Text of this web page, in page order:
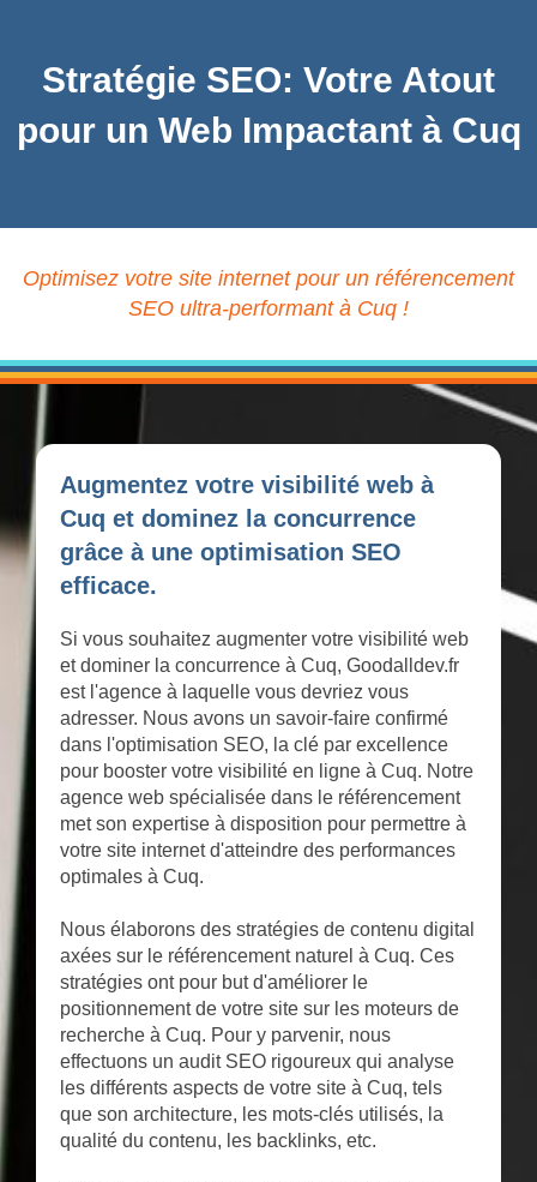
Stratégie SEO: Votre Atout
pour un Web Impactant à Cuq
Optimisez votre site internet pour un référencement
SEO ultra-performant à Cuq !
Augmentez votre visibilité web à
Cuq et dominez la concurrence
grâce à une optimisation SEO
efficace.
Si vous souhaitez augmenter votre visibilité web
et dominer la concurrence à Cuq, Goodalldev.fr
est l'agence à laquelle vous devriez vous
adresser. Nous avons un savoir-faire confirmé
dans l'optimisation SEO, la clé par excellence
pour booster votre visibilité en ligne à Cuq. Notre
agence web spécialisée dans le référencement
met son expertise à disposition pour permettre à
votre site internet d'atteindre des performances
optimales à Cuq.
Nous élaborons des stratégies de contenu digital
axées sur le référencement naturel à Cuq. Ces
stratégies ont pour but d'améliorer le
positionnement de votre site sur les moteurs de
recherche à Cuq. Pour y parvenir, nous
effectuons un audit SEO rigoureux qui analyse
les différents aspects de votre site à Cuq, tels
que son architecture, les mots-clés utilisés, la
qualité du contenu, les backlinks, etc.